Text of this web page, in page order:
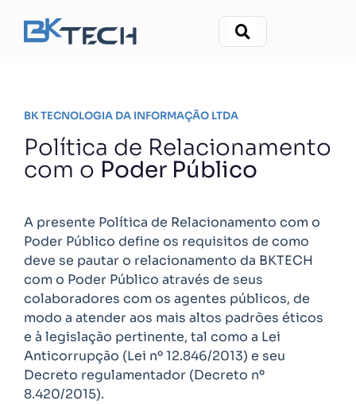
BK TECNOLOGIA DA INFORMAÇÃO LTDA
Política de Relacionamento
com o Poder Público
A presente Política de Relacionamento com o
Poder Público define os requisitos de como
deve se pautar o relacionamento da BKTECH
com o Poder Público através de seus
colaboradores com os agentes públicos, de
modo a atender aos mais altos padrões éticos
e à legislação pertinente, tal como a Lei
Anticorrupção (Lei nº 12.846/2013) e seu
Decreto regulamentador (Decreto nº
8.420/2015).